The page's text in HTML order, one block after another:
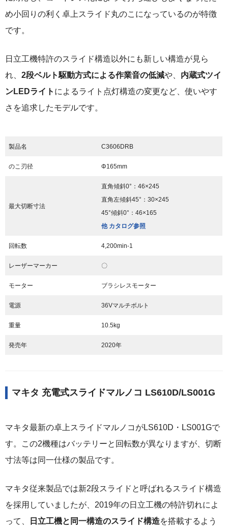
め小回りの利く卓上スライド丸のこになっているのが特徴
です。
日立工機特許のスライド構造以外にも新しい構造が見ら
れ、 2段ベルト駆動方式による作業音の低減や、 内蔵式ツイ
ンLEDライト によるライト点灯構造の変更など、使いやす
さを追求したモデルです。
製品名 C3606DRB
のこ刃径 Φ165mm
最大切断寸法
直角傾斜0°：46×245
直角左傾斜45°：30×245
45°傾斜0°：46×165
他 カタログ参照
回転数 4,200min-1
レーザーマーカー 〇
モーター ブラシレスモーター
電源 36Vマルチボルト
重量 10.5kg
発売年 2020年
マキタ 充電式スライドマルノコ LS610D/LS001G
マキタ最新の卓上スライドマルノコがLS610D・LS001Gで
す。この2機種はバッテリーと回転数が異なりますが、切断
寸法等は同一仕様の製品です。
マキタ従来製品では新2段スライドと呼ばれるスライド構造
を採用していましたが、2019年の日立工機の特許切れによ
って、
日立工機と同一構造のスライド構造を搭載するよう